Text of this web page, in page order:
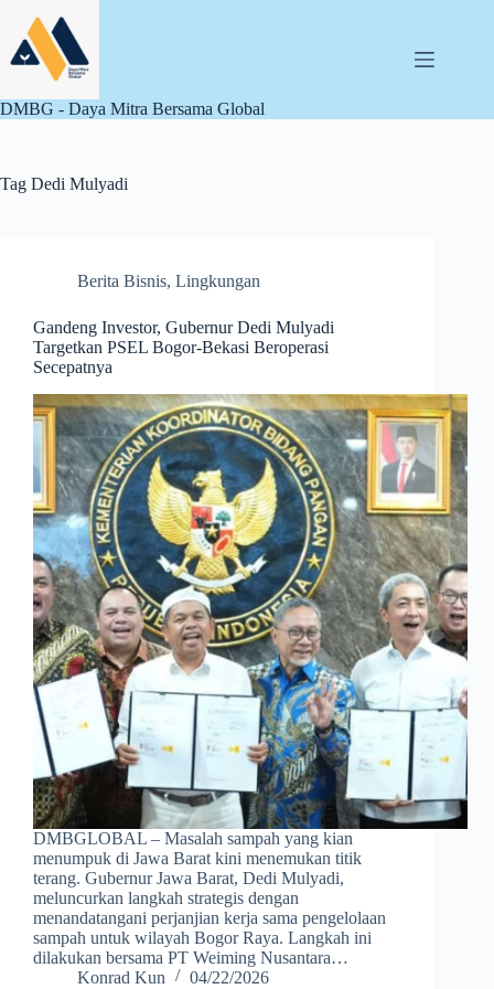
content
DMBG - Daya Mitra Bersama Global
Tag Dedi Mulyadi
Berita Bisnis, Lingkungan
Gandeng Investor, Gubernur Dedi Mulyadi
Targetkan PSEL Bogor-Bekasi Beroperasi
Secepatnya
DMBGLOBAL – Masalah sampah yang kian
menumpuk di Jawa Barat kini menemukan titik
terang. Gubernur Jawa Barat, Dedi Mulyadi,
meluncurkan langkah strategis dengan
menandatangani perjanjian kerja sama pengelolaan
sampah untuk wilayah Bogor Raya. Langkah ini
dilakukan bersama PT Weiming Nusantara…
Konrad Kun
04/22/2026